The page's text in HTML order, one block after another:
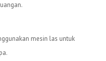
mesin las untuk